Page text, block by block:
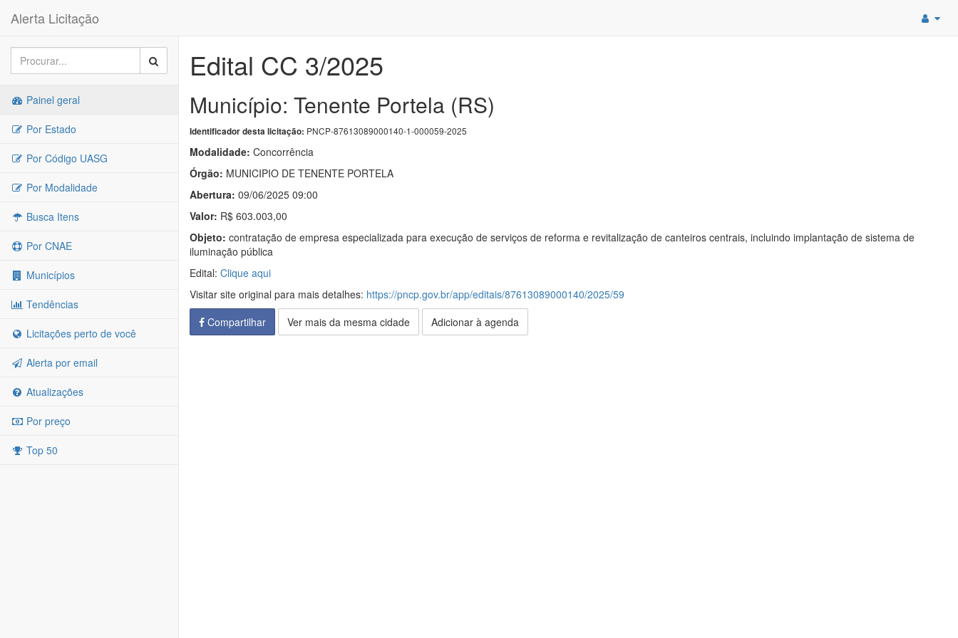
Alerta Licitação
Painel geral
Por Estado
Por Código UASG
Por Modalidade
Busca Itens
Por CNAE
Municípios
Tendências
Licitações perto de você
Alerta por email
Atualizações
Por preço
Top 50
Edital CC 3/2025
Município: Tenente Portela (RS)
Identificador desta licitação: PNCP-87613089000140-1-000059-2025
Modalidade: Concorrência
Órgão: MUNICIPIO DE TENENTE PORTELA
Abertura: 09/06/2025 09:00
Valor: R$ 603.003,00
Objeto: contratação de empresa especializada para execução de serviços de reforma e revitalização de canteiros centrais, incluindo implantação de sistema de
iluminação pública
Edital: Clique aqui
Visitar site original para mais detalhes: https://pncp.gov.br/app/editais/87613089000140/2025/59
Compartilhar
Ver mais da mesma cidade Adicionar à agenda